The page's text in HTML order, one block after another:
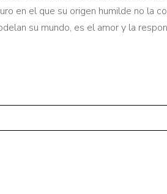
en el que su origen humilde no la
su mundo, es el amor y la